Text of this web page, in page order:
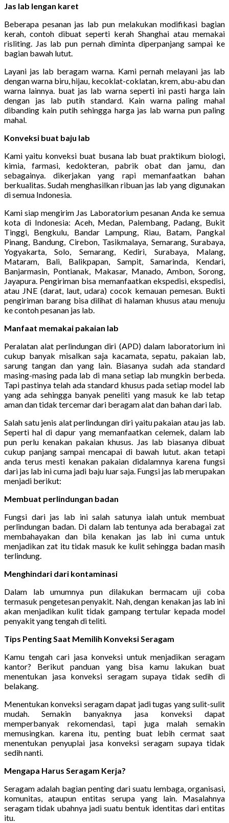
Jas lab lengan karet
Beberapa pesanan jas lab pun melakukan modifikasi bagian
kerah, contoh dibuat seperti kerah Shanghai atau memakai
risliting. Jas lab pun pernah diminta diperpanjang sampai ke
bagian bawah lutut.
Layani jas lab beragam warna. Kami pernah melayani jas lab
dengan warna biru, hijau, kecoklat-coklatan, krem, abu-abu dan
warna lainnya. buat jas lab warna seperti ini pasti harga lain
dengan jas lab putih standard. Kain warna paling mahal
dibanding kain putih sehingga harga jas lab warna pun paling
mahal.
Konveksi buat baju lab
Kami yaitu konveksi buat busana lab buat praktikum biologi,
kimia, farmasi, kedokteran, pabrik obat dan jamu, dan
sebagainya. dikerjakan yang rapi memanfaatkan bahan
berkualitas. Sudah menghasilkan ribuan jas lab yang digunakan
di semua Indonesia.
Kami siap mengirim Jas Laboratorium pesanan Anda ke semua
kota di Indonesia: Aceh, Medan, Palembang, Padang, Bukit
Tinggi, Bengkulu, Bandar Lampung, Riau, Batam, Pangkal
Pinang, Bandung, Cirebon, Tasikmalaya, Semarang, Surabaya,
Yogyakarta, Solo, Semarang, Kediri, Surabaya, Malang,
Mataram, Bali, Balikpapan, Sampit, Samarinda, Kendari,
Banjarmasin, Pontianak, Makasar, Manado, Ambon, Sorong,
Jayapura. Pengiriman bisa memanfaatkan ekspedisi, ekspedisi,
atau JNE (darat, laut, udara) cocok kemauan pemesan. Bukti
pengiriman barang bisa dilihat di halaman khusus atau menuju
ke contoh pesanan jas lab.
Manfaat memakai pakaian lab
Peralatan alat perlindungan diri (APD) dalam laboratorium ini
cukup banyak misalkan saja kacamata, sepatu, pakaian lab,
sarung tangan dan yang lain. Biasanya sudah ada standard
masing-masing pada lab di mana setiap lab mungkin berbeda.
Tapi pastinya telah ada standard khusus pada setiap model lab
yang ada sehingga banyak peneliti yang masuk ke lab tetap
aman dan tidak tercemar dari beragam alat dan bahan dari lab.
Salah satu jenis alat perlindungan diri yaitu pakaian atau jas lab.
Seperti hal di dapur yang memanfaatkan celemek, dalam lab
pun perlu kenakan pakaian khusus. Jas lab biasanya dibuat
cukup panjang sampai mencapai di bawah lutut. akan tetapi
anda terus mesti kenakan pakaian didalamnya karena fungsi
dari jas lab ini cuma jadi baju luar saja. Fungsi jas lab merupakan
menjadi berikut:
Membuat perlindungan badan
Fungsi dari jas lab ini salah satunya ialah untuk membuat
perlindungan badan. Di dalam lab tentunya ada berabagai zat
membahayakan dan bila kenakan jas lab ini cuma untuk
menjadikan zat itu tidak masuk ke kulit sehingga badan masih
terlindung.
Menghindari dari kontaminasi
Dalam lab umumnya pun dilakukan bermacam uji coba
termasuk pengetesan penyakit. Nah, dengan kenakan jas lab ini
akan menjadikan kulit tidak gampang tertular kepada model
penyakit yang tengah di teliti.
Tips Penting Saat Memilih Konveksi Seragam
Kamu tengah cari jasa konveksi untuk menjadikan seragam
kantor? Berikut panduan yang bisa kamu lakukan buat
menentukan jasa konveksi seragam supaya tidak sedih di
belakang.
Menentukan konveksi seragam dapat jadi tugas yang sulit-sulit
mudah. Semakin banyaknya jasa konveksi dapat
memperbanyak rekomendasi, tapi juga malah semakin
memusingkan. karena itu, penting buat lebih cermat saat
menentukan penyuplai jasa konveksi seragam supaya tidak
sedih nanti.
Mengapa Harus Seragam Kerja?
Seragam adalah bagian penting dari suatu lembaga, organisasi,
komunitas, ataupun entitas serupa yang lain. Masalahnya
seragam tidak ubahnya jadi suatu bentuk identitas dari entitas
itu.